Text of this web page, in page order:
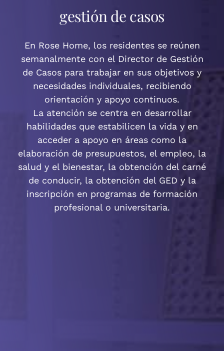
gestión de casos
En Rose Home, los residentes se reúnen
semanalmente con el Director de Gestión
de Casos para trabajar en sus objetivos y
necesidades individuales, recibiendo
orientación y apoyo continuos.
La atención se centra en desarrollar
habilidades que estabilicen la vida y en
acceder a apoyo en áreas como la
elaboración de presupuestos, el empleo, la
salud y el bienestar, la obtención del carné
de conducir, la obtención del GED y la
inscripción en programas de formación
profesional o universitaria.